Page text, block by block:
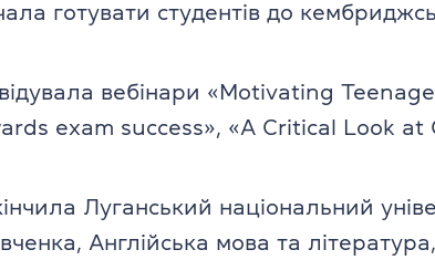
готувати студентів до
вебінари «Motivating
exam success», «A Critical Look
Луганський національний
Англійська мова та